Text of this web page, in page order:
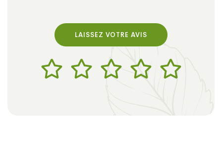
LAISSEZ VOTRE AVIS